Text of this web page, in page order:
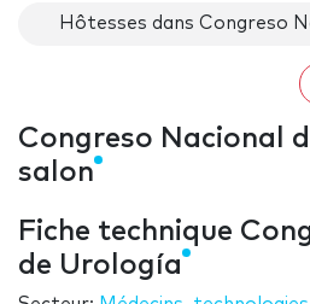
Hôtesses dans Congreso
Congreso Nacional
salon
Fiche technique
de Urología